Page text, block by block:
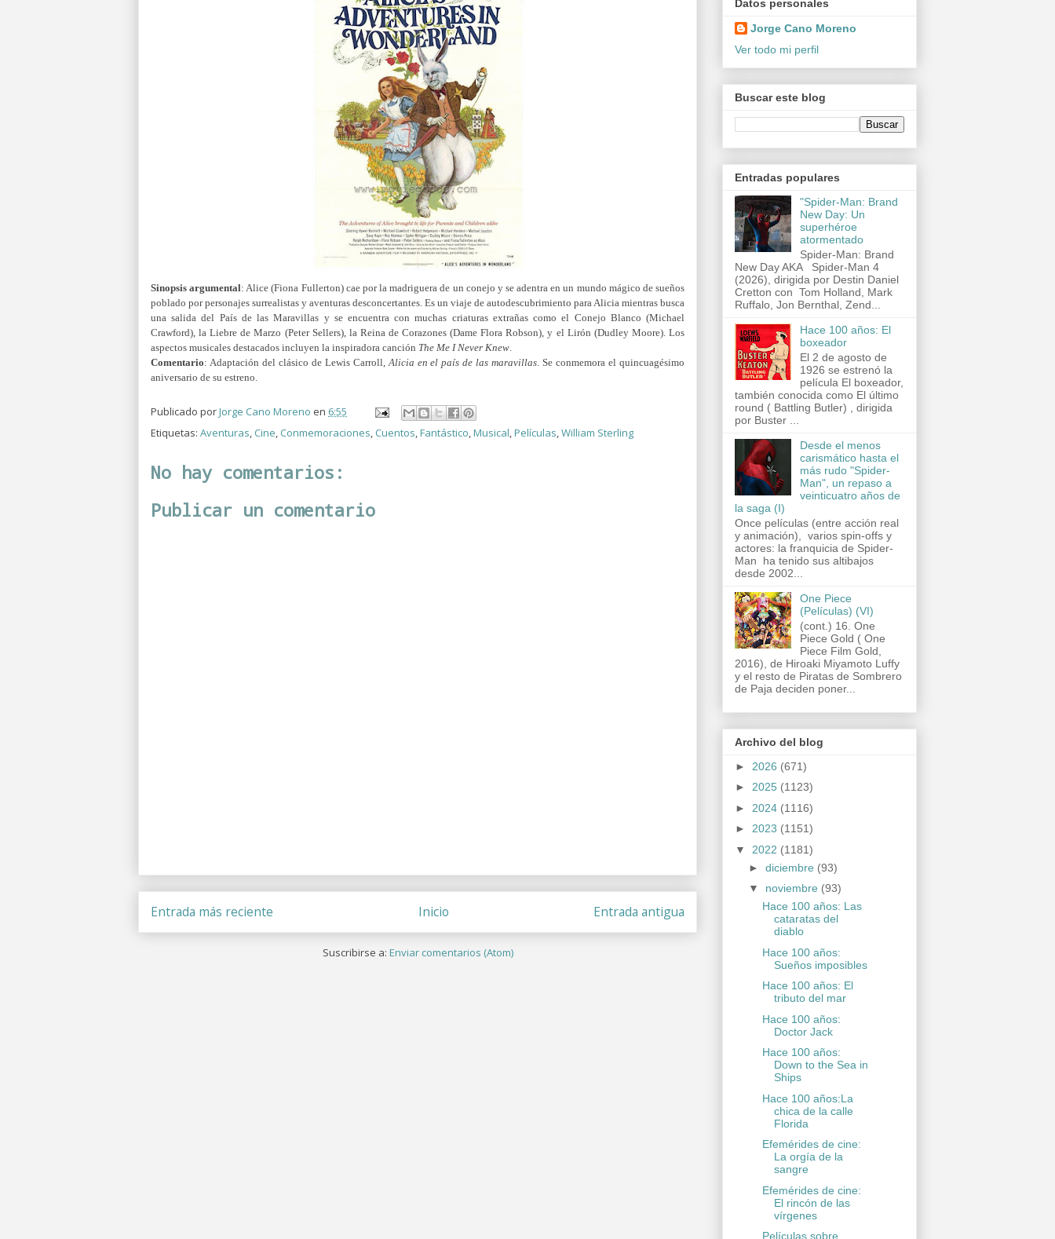
Sinopsis argumental: Alice (Fiona Fullerton) cae por la madriguera de un conejo y se adentra en un mundo mágico de sueños
poblado por personajes surrealistas y aventuras desconcertantes. Es un viaje de autodescubrimiento para Alicia mientras busca
una salida del País de las Maravillas y se encuentra con muchas criaturas extrañas como el Conejo Blanco (Michael
Crawford), la Liebre de Marzo (Peter Sellers), la Reina de Corazones (Dame Flora Robson), y el Lirón (Dudley Moore). Los
aspectos musicales destacados incluyen la inspiradora canción The Me I Never Knew
Comentario: Adaptación del clásico de Lewis Carroll, Alicia en el país de las maravillas . Se conmemora el quincuagésimo
aniversario de su estreno.
Publicado porJorge Cano Moreno en 6:55
Etiquetas: Aventuras, Cine, Conmemoraciones, Cuentos,Fantástico,Musical,Películas,William Sterling
No hay comentarios:
Publicar un comentario
Entrada más reciente Entrada antigua
Inicio
Suscribirse a: Enviar comentarios (Atom)
Datos personales
Jorge Cano Moreno
Ver todo mi perfil
Buscar este blog
Entradas populares
"Spider-Man: Brand
New Day: Un
superhéroe
atormentado
Spider-Man: Brand
New Day AKA Spider-Man 4
(2026), dirigida por Destin Daniel
Cretton con Tom Holland, Mark
Ruffalo, Jon Bernthal, Zend...
Hace 100 años: El
boxeador
El 2 de agosto de
1926 se estrenó la
película El boxeador,
también conocida como El último
round ( Battling Butler) , dirigida
por Buster ...
Desde el menos
carismático hasta el
más rudo "Spider-
Man", un repaso a
veinticuatro años de
la saga (I)
Once películas (entre acción real
y animación), varios spin-offs y
actores: la franquicia de Spider-
Man ha tenido sus altibajos
desde 2002...
One Piece
(Películas) (VI)
(cont.) 16. One
Piece Gold ( One
Piece Film Gold,
2016), de Hiroaki Miyamoto Luffy
y el resto de Piratas de Sombrero
de Paja deciden poner...
Archivo del blog
► 2026 (671)
► 2025 (1123)
► 2024 (1116)
► 2023 (1151)
▼ 2022 (1181)
► diciembre (93)
▼ noviembre (93)
Hace 100 años: Las
cataratas del
diablo
Hace 100 años:
Sueños imposibles
Hace 100 años: El
tributo del mar
Hace 100 años:
Doctor Jack
Hace 100 años:
Down to the Sea in
Ships
Hace 100 años:La
chica de la calle
Florida
Efemérides de cine:
La orgía de la
sangre
Efemérides de cine:
El rincón de las
vírgenes
Películas sobre